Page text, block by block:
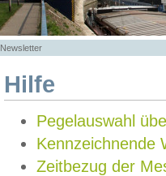
Newsletter
Hilfe
Pegelauswahl
Kennzeichnende
Zeitbezug der